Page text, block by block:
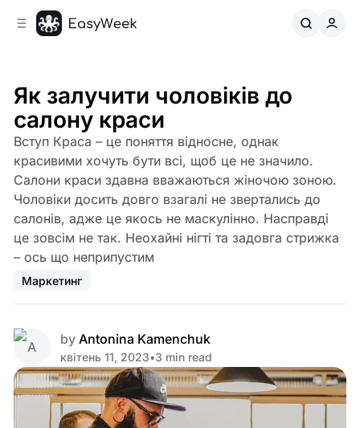
Як залучити чоловіків до
салону краси
Вступ Краса – це поняття відносне, однак
красивими хочуть бути всі, щоб це не значило.
Салони краси здавна вважаються жіночою зоною.
Чоловіки досить довго взагалі не звертались до
салонів, адже це якось не маскулінно. Насправді
це зовсім не так. Неохайні нігті та задовга стрижка
– ось що неприпустим
Маркетинг
by Antonina Kamenchuk
квітень 11, 2023•3 min read
Share